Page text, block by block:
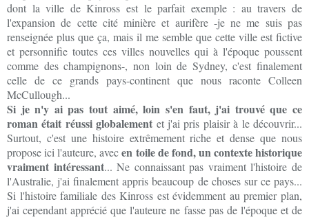
dont la ville de Kinross est le parfait exemple : au travers de
l'expansion de cette cité minière et aurifère -je ne me suis pas
renseignée plus que ça, mais il me semble que cette ville est fictive
et personnifie toutes ces villes nouvelles qui à l'époque poussent
comme des champignons-, non loin de Sydney, c'est finalement
celle de ce grands pays-continent que nous raconte Colleen
McCullough...
Si je n'y ai pas tout aimé, loin s'en faut, j'ai trouvé que ce
roman était réussi globalement et j'ai pris plaisir à le découvrir...
Surtout, c'est une histoire extrêmement riche et dense que nous
propose ici l'auteure, avecen toile de fond, un contexte historique
vraiment intéressant... Ne connaissant pas vraiment l'histoire de
l'Australie, j'ai finalement appris beaucoup de choses sur ce pays...
Si l'histoire familiale des Kinross est évidemment au premier plan,
j'ai cependant apprécié que l'auteure ne fasse pas de l'époque et de